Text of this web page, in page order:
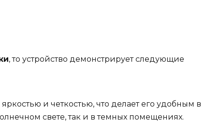
, то устройство демонстрирует следующие
и четкостью, что делает его удобным в
свете, так и в темных помещениях.